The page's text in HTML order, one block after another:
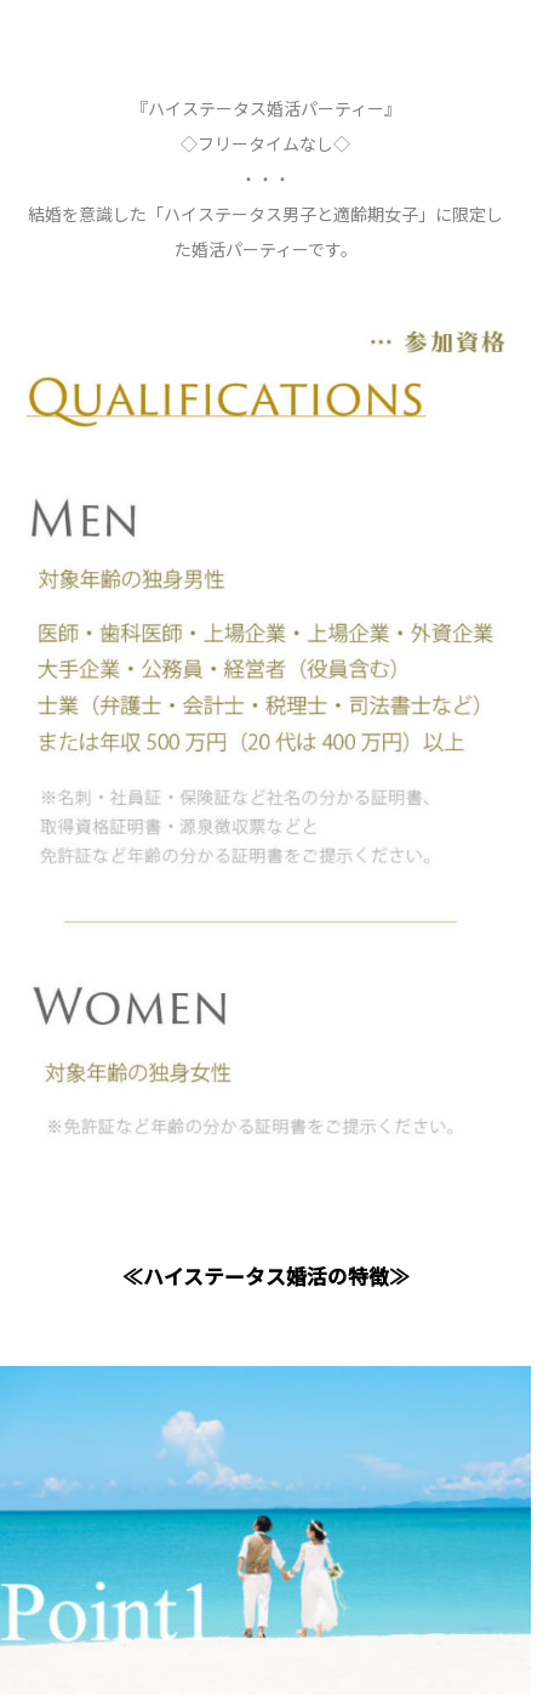
『ハイステータス婚活パーティー』
◇フリータイムなし◇
・・・
結婚を意識した「ハイステータス男子と適齢期女子」に限定し
た婚活パーティーです。
≪ハイステータス婚活の特徴≫